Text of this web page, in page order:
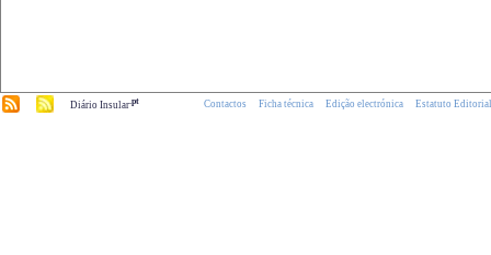
Diário Insular.pt Contactos Ficha técnica Edição electrónica Estatuto Editorial